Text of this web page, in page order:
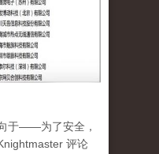
于——为了安全，
评论